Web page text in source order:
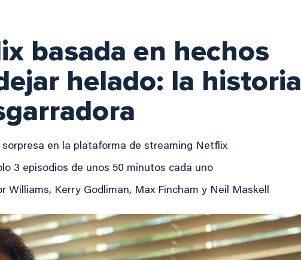
basada en hechos
helado: la historia
en la plataforma de streaming Netflix
3 episodios de unos 50 minutos cada uno
Williams, Kerry Godliman, Max Fincham y Neil Maskell